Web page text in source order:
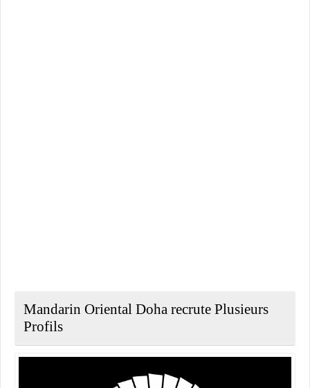
Mandarin Oriental Doha recrute Plusieurs
Profils